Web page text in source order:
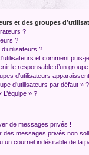
et des groupes
?
?
?
et comment puis-
le responsable d’un groupe
d’utilisateurs
d’utilisateurs par défaut » ?
L’équipe » ?
de messages privés !
des messages privés non
un courriel indésirable de la